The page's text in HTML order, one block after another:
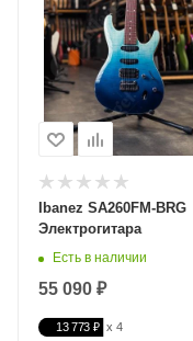
Ibanez SA260FM-BRG
Электрогитара
Есть в наличии
55 090 ₽
13 773 ₽